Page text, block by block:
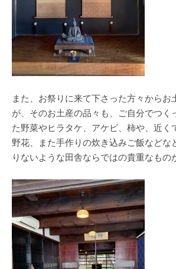
また、お祭りに来て下さった方々からお
が、そのお土産の品々も、ご自分でつく
た野菜やヒラタケ、アケビ、柿や、近く
野花、また手作りの炊き込みご飯などな
りないような田舎ならではの貴重なもの